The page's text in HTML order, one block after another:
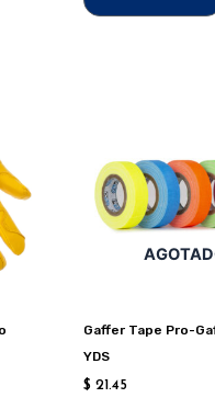
múltiples
variantes.
Gaffer Tape Pro-
YDS
$ 21.45